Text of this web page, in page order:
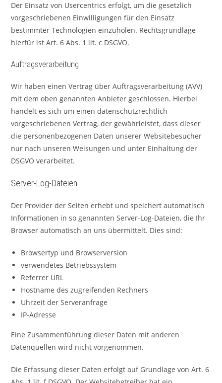
Der Einsatz von Usercentrics erfolgt, um die gesetzlich
vorgeschriebenen Einwilligungen für den Einsatz
bestimmter Technologien einzuholen. Rechtsgrundlage
hierfür ist Art. 6 Abs. 1 lit. c DSGVO.
Auftragsverarbeitung
Wir haben einen Vertrag über Auftragsverarbeitung (AVV)
mit dem oben genannten Anbieter geschlossen. Hierbei
handelt es sich um einen datenschutzrechtlich
vorgeschriebenen Vertrag, der gewährleistet, dass dieser
die personenbezogenen Daten unserer Websitebesucher
nur nach unseren Weisungen und unter Einhaltung der
DSGVO verarbeitet.
Server-Log-Dateien
Der Provider der Seiten erhebt und speichert automatisch
Informationen in so genannten Server-Log-Dateien, die Ihr
Browser automatisch an uns übermittelt. Dies sind:
Browsertyp und Browserversion
verwendetes Betriebssystem
Referrer URL
Hostname des zugreifenden Rechners
Uhrzeit der Serveranfrage
IP-Adresse
Eine Zusammenführung dieser Daten mit anderen
Datenquellen wird nicht vorgenommen.
Die Erfassung dieser Daten erfolgt auf Grundlage von Art. 6